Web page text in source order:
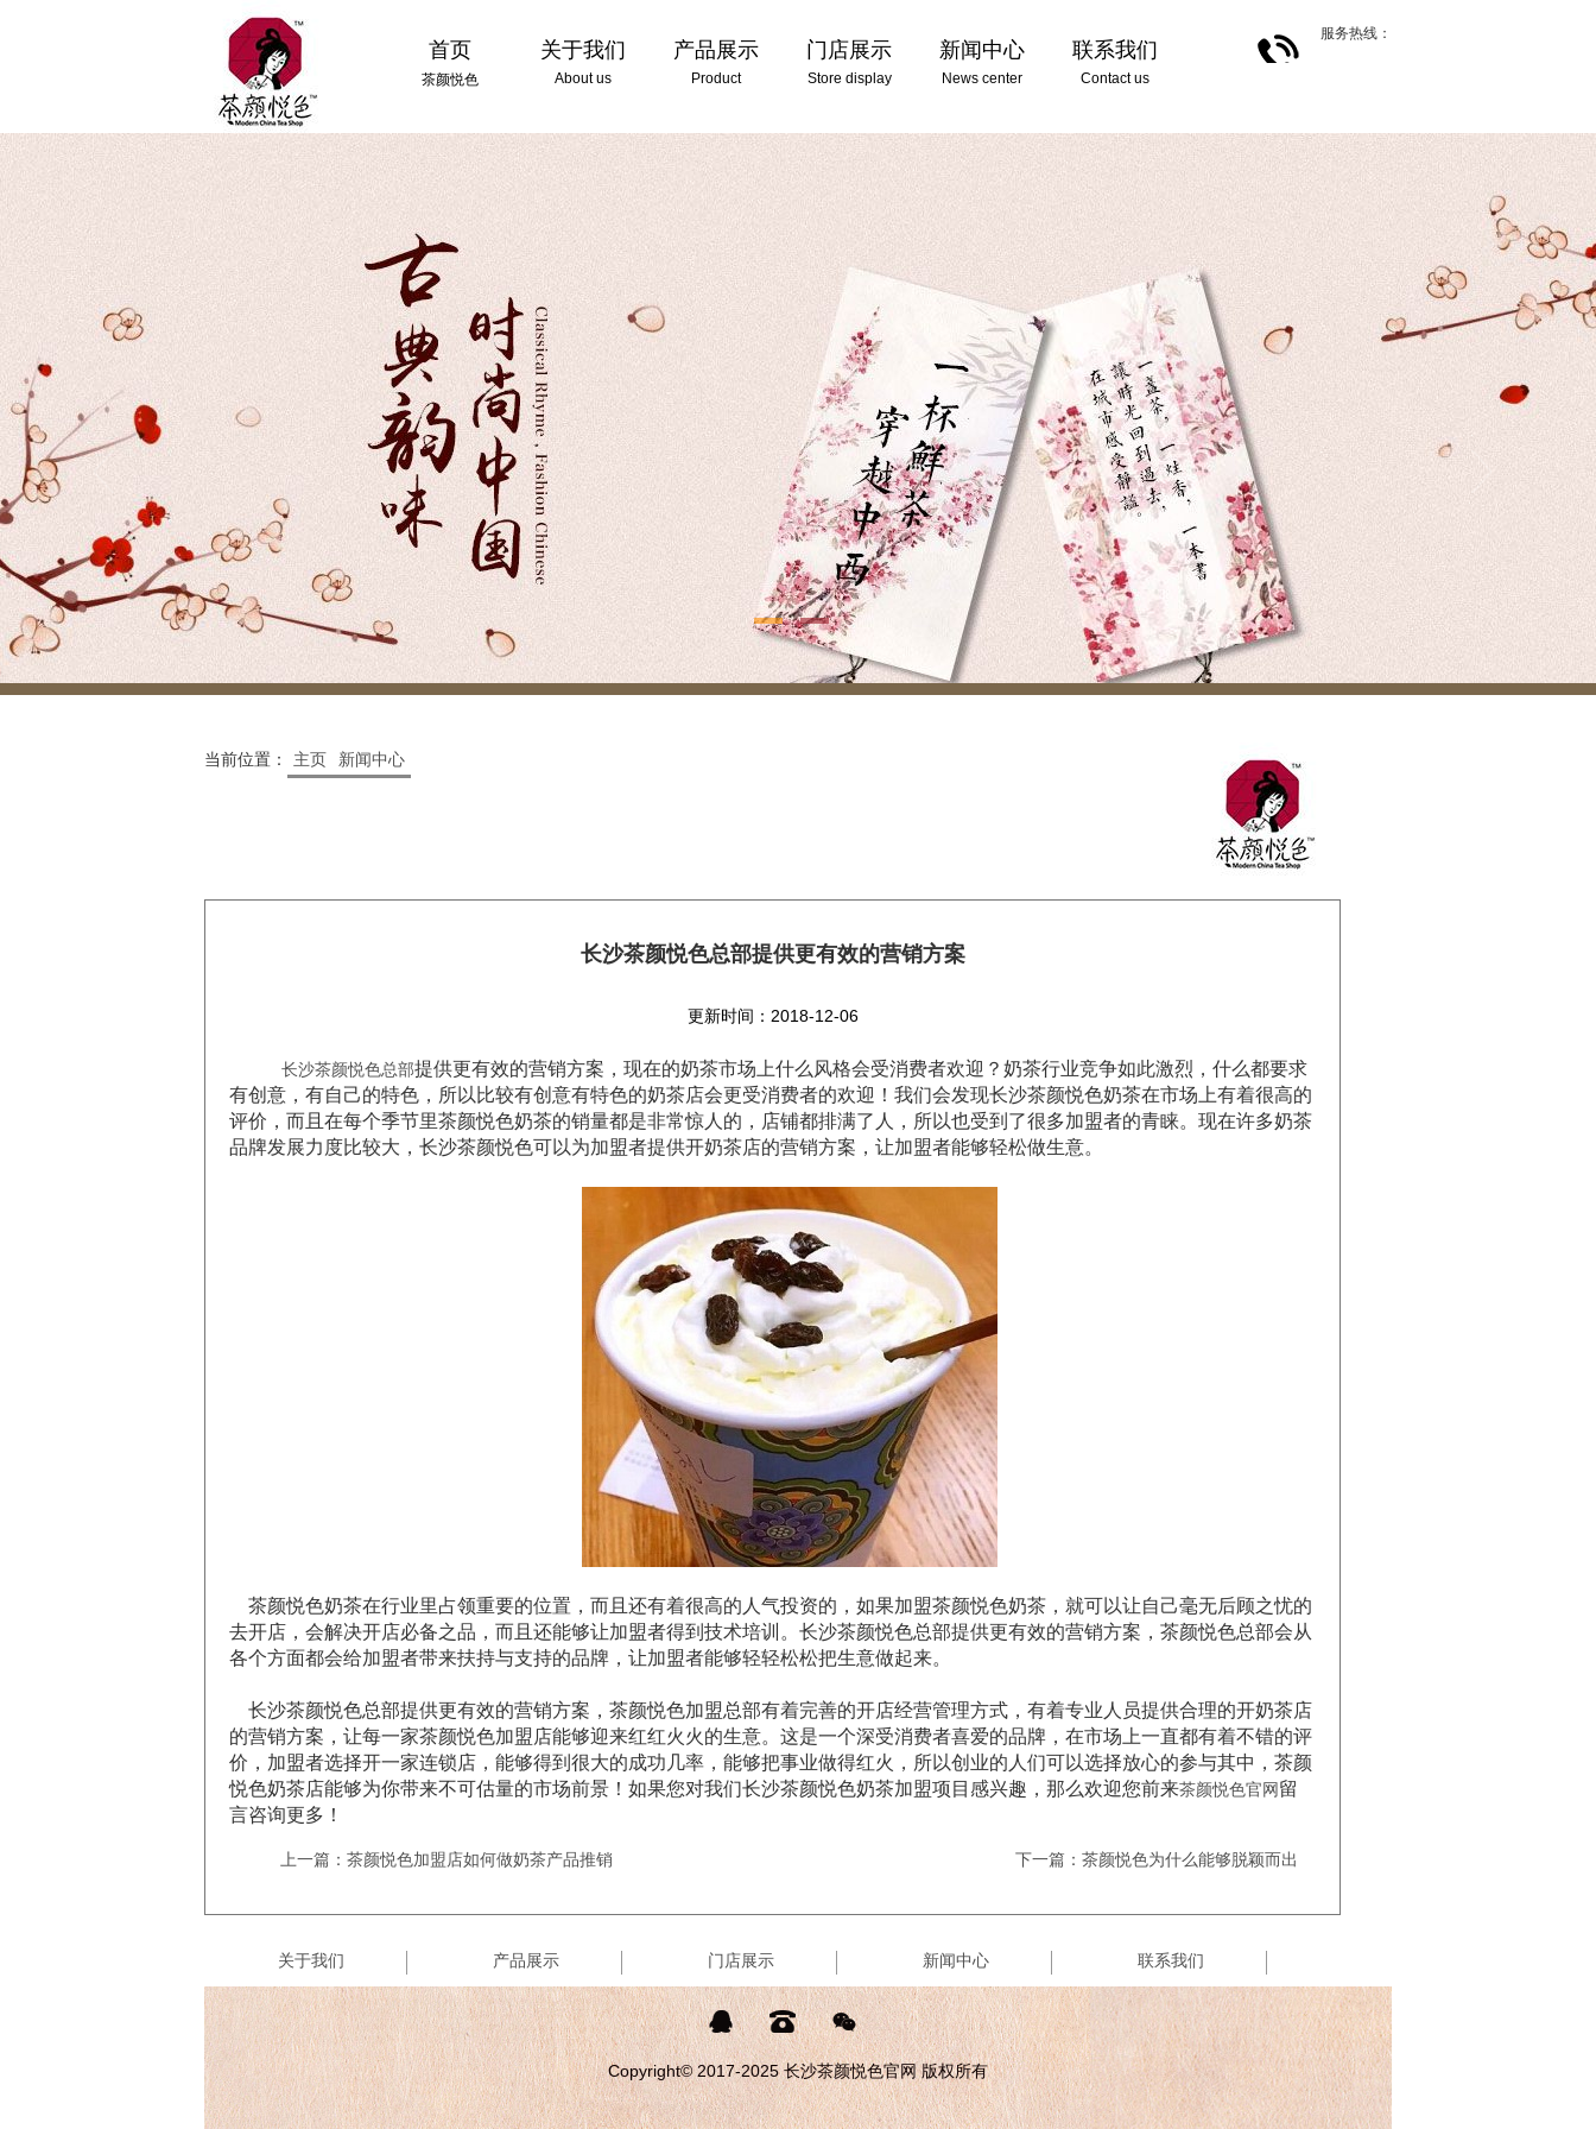
首页
茶颜悦色
关于我们
About us
产品展示
Product
门店展示
Store display
新闻中心
News center
联系我们
Contact us
服务热线：
当前位置： 主页 新闻中心
长沙茶颜悦色总部提供更有效的营销方案
更新时间：2018-12-06
长沙茶颜悦色总部提供更有效的营销方案，现在的奶茶市场上什么风格会受消费者欢迎？奶茶行业竞争如此激烈，什么都要求
有创意，有自己的特色，所以比较有创意有特色的奶茶店会更受消费者的欢迎！我们会发现长沙茶颜悦色奶茶在市场上有着很高的
评价，而且在每个季节里茶颜悦色奶茶的销量都是非常惊人的，店铺都排满了人，所以也受到了很多加盟者的青睐。现在许多奶茶
品牌发展力度比较大，长沙茶颜悦色可以为加盟者提供开奶茶店的营销方案，让加盟者能够轻松做生意。
茶颜悦色奶茶在行业里占领重要的位置，而且还有着很高的人气投资的，如果加盟茶颜悦色奶茶，就可以让自己毫无后顾之忧的
去开店，会解决开店必备之品，而且还能够让加盟者得到技术培训。长沙茶颜悦色总部提供更有效的营销方案，茶颜悦色总部会从
各个方面都会给加盟者带来扶持与支持的品牌，让加盟者能够轻轻松松把生意做起来。
长沙茶颜悦色总部提供更有效的营销方案，茶颜悦色加盟总部有着完善的开店经营管理方式，有着专业人员提供合理的开奶茶店
的营销方案，让每一家茶颜悦色加盟店能够迎来红红火火的生意。这是一个深受消费者喜爱的品牌，在市场上一直都有着不错的评
价，加盟者选择开一家连锁店，能够得到很大的成功几率，能够把事业做得红火，所以创业的人们可以选择放心的参与其中，茶颜
悦色奶茶店能够为你带来不可估量的市场前景！如果您对我们长沙茶颜悦色奶茶加盟项目感兴趣，那么欢迎您前来茶颜悦色官网留
言咨询更多！
上一篇：茶颜悦色加盟店如何做奶茶产品推销 下一篇：茶颜悦色为什么能够脱颖而出
关于我们 产品展示 门店展示 新闻中心 联系我们
  
Copyright© 2017-2025 长沙茶颜悦色官网 版权所有